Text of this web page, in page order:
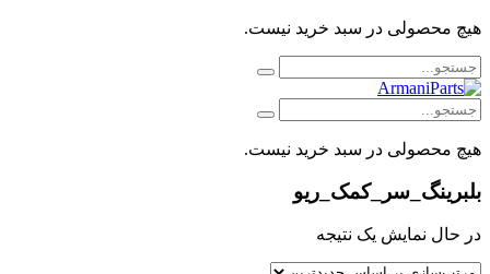
هیچ محصولی در سبد خرید نیست.
هیچ محصولی در سبد خرید نیست.
بلبرینگ_سر_کمک_ریو
در حال نمایش یک نتیجه